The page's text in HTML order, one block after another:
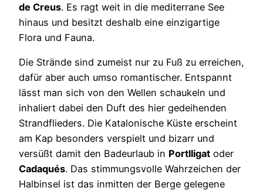
de Creus. Es ragt weit in die mediterrane See
hinaus und besitzt deshalb eine einzigartige
Flora und Fauna.
Die Strände sind zumeist nur zu Fuß zu erreichen,
dafür aber auch umso romantischer. Entspannt
lässt man sich von den Wellen schaukeln und
inhaliert dabei den Duft des hier gedeihenden
Strandflieders. Die Katalonische Küste erscheint
am Kap besonders verspielt und bizarr und
versüßt damit den Badeurlaub in Portlligat oder
Cadaqués. Das stimmungsvolle Wahrzeichen der
Halbinsel ist das inmitten der Berge gelegene